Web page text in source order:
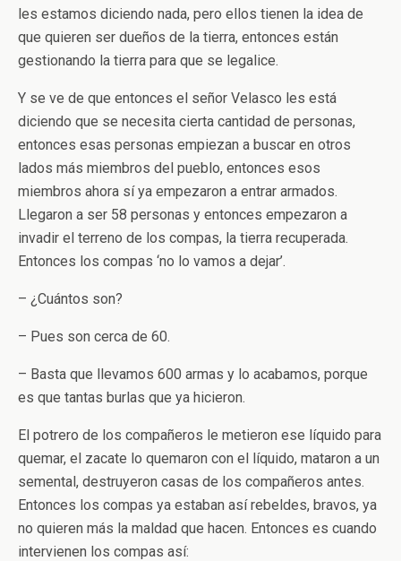
les estamos diciendo nada, pero ellos tienen la idea de
que quieren ser dueños de la tierra, entonces están
gestionando la tierra para que se legalice.
Y se ve de que entonces el señor Velasco les está
diciendo que se necesita cierta cantidad de personas,
entonces esas personas empiezan a buscar en otros
lados más miembros del pueblo, entonces esos
miembros ahora sí ya empezaron a entrar armados.
Llegaron a ser 58 personas y entonces empezaron a
invadir el terreno de los compas, la tierra recuperada.
Entonces los compas ‘no lo vamos a dejar’.
– ¿Cuántos son?
– Pues son cerca de 60.
– Basta que llevamos 600 armas y lo acabamos, porque
es que tantas burlas que ya hicieron.
El potrero de los compañeros le metieron ese líquido para
quemar, el zacate lo quemaron con el líquido, mataron a un
semental, destruyeron casas de los compañeros antes.
Entonces los compas ya estaban así rebeldes, bravos, ya
no quieren más la maldad que hacen. Entonces es cuando
intervienen los compas así: